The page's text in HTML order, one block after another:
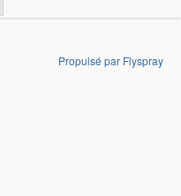
Propulsé par Flyspray